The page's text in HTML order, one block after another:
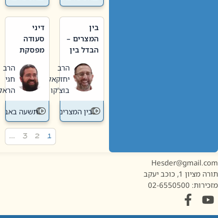
בין
המצרים –
הבדל בין
חדשה
לישנה
הרב
יחזקאל
בוצ'קו
בין המצרים
דיני
סעודה
מפסקת
תשעה
באב
הרב
חגי
הראל
תשעה באב
1, כוכב יעקב
02-6550500